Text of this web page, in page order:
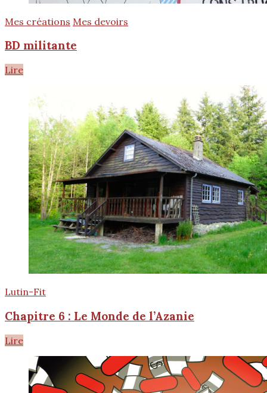
Mes créations Mes devoirs
BD militante
Lire
Lutin-Fit
Chapitre 6 : Le Monde de l’Azanie
Lire